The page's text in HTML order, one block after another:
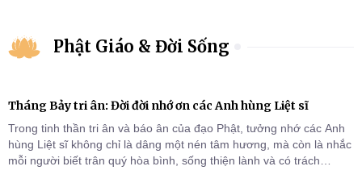
Phật Giáo & Đời Sống
Tháng Bảy tri ân: Đời đời nhớ ơn các Anh hùng Liệt sĩ
Trong tinh thần tri ân và báo ân của đạo Phật, tưởng nhớ các Anh
hùng Liệt sĩ không chỉ là dâng một nén tâm hương, mà còn là nhắc
mỗi người biết trân quý hòa bình, sống thiện lành và có trách